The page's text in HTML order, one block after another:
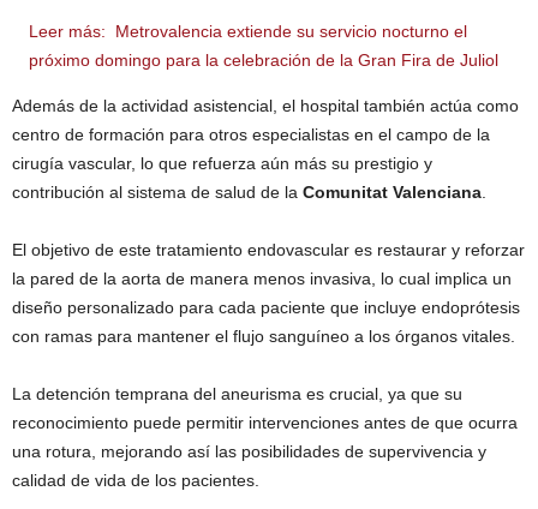
Leer más:
Metrovalencia extiende su servicio nocturno el
próximo domingo para la celebración de la Gran Fira de Juliol
Además de la actividad asistencial, el hospital también actúa como
centro de formación para otros especialistas en el campo de la
cirugía vascular, lo que refuerza aún más su prestigio y
contribución al sistema de salud de la Comunitat Valenciana
El objetivo de este tratamiento endovascular es restaurar y reforzar
la pared de la aorta de manera menos invasiva, lo cual implica un
diseño personalizado para cada paciente que incluye endoprótesis
con ramas para mantener el flujo sanguíneo a los órganos vitales.
La detención temprana del aneurisma es crucial, ya que su
reconocimiento puede permitir intervenciones antes de que ocurra
una rotura, mejorando así las posibilidades de supervivencia y
calidad de vida de los pacientes.